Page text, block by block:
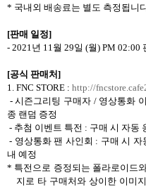
* 국내외 배송료는 별도 측정됩니
[판매 일정]
- 2021년 11월 29일 (월) PM 02:00
[공식 판매처 ]
1. FNC STORE : http://
-시즌그리팅 구매자/ 영상통화
종 랜덤 증정
- 추첨 이벤트 특전 : 구매 시 자동
- 영상통화 팬 사인회 : 구매 시
내 예정
* 특전으로 증정되는 폴라로이드
지로 타 구매처와 상이한 이미